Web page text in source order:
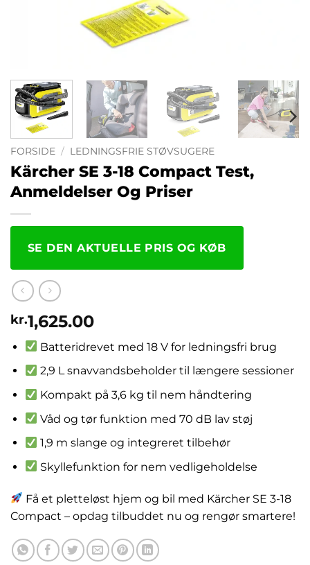
FORSIDE / LEDNINGSFRIE STØVSUGERE
Kärcher SE 3-18 Compact Test,
Anmeldelser Og Priser
SE DEN AKTUELLE PRIS OG KØB
kr.1,625.00
Batteridrevet med 18 V for ledningsfri brug
2,9 L snavvandsbeholder til længere sessioner
Kompakt på 3,6 kg til nem håndtering
Våd og tør funktion med 70 dB lav støj
1,9 m slange og integreret tilbehør
Skyllefunktion for nem vedligeholdelse
Få et pletteløst hjem og bil med Kärcher SE 3-18
Compact – opdag tilbuddet nu og rengør smartere!